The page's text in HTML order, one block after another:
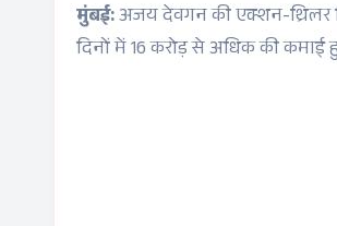
मुंबई:अजय देवगन की एक्शन-थ्रिलर
दिनों में 16 करोड़ से अधिक की कमाई